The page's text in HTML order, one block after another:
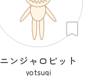
ニンジャロビット
yotsugi